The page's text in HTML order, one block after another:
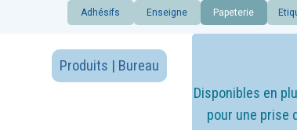
Adhésifs Enseigne Papeterie
Disponibles en
pour une prise
Produits | Bureau